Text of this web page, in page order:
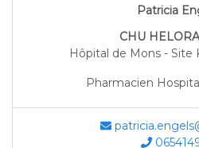
Patricia
CHU
Hôpital de Mons - Site
Pharmacien